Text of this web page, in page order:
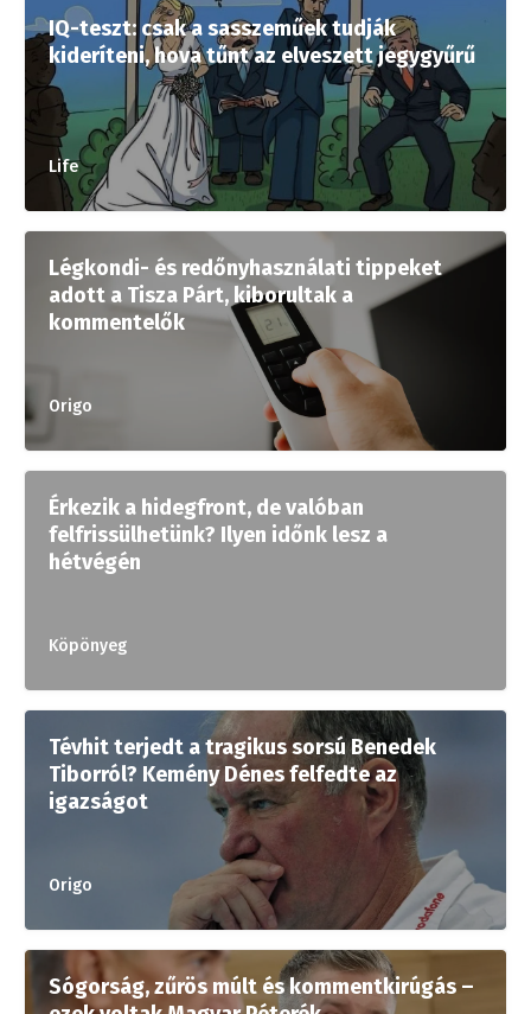
IQ-teszt: csak a sasszeműek tudják
kideríteni, hova tűnt az elveszett jegygyűrű
Life
Légkondi- és redőnyhasználati tippeket
adott a Tisza Párt, kiborultak a
kommentelők
Origo
Érkezik a hidegfront, de valóban
felfrissülhetünk? Ilyen időnk lesz a
hétvégén
Köpönyeg
Tévhit terjedt a tragikus sorsú Benedek
Tiborról? Kemény Dénes felfedte az
igazságot
Origo
Sógorság, zűrös múlt és kommentkirúgás –